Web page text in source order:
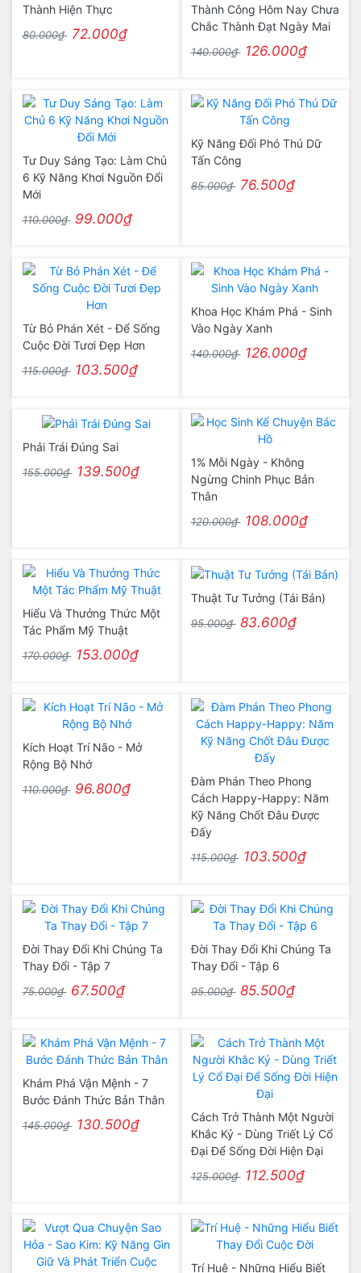
Thành Hiện Thực
80.000₫ 72.000₫
Thành Công Hôm Nay Chưa
Chắc Thành Đạt Ngày Mai
140.000₫ 126.000₫
Tư Duy Sáng Tạo: Làm Chủ
6 Kỹ Năng Khơi Nguồn Đổi
Mới
110.000₫ 99.000₫
Kỹ Năng Đối Phó Thú Dữ
Tấn Công
85.000₫ 76.500₫
Từ Bỏ Phán Xét - Để Sống
Cuộc Đời Tươi Đẹp Hơn
115.000₫ 103.500₫
Khoa Học Khám Phá - Sinh
Vào Ngày Xanh
140.000₫ 126.000₫
Phải Trái Đúng Sai
155.000₫ 139.500₫
1% Mỗi Ngày - Không
Ngừng Chinh Phục Bản
Thân
120.000₫ 108.000₫
Hiểu Và Thưởng Thức Một
Tác Phẩm Mỹ Thuật
170.000₫ 153.000₫
Thuật Tư Tưởng (Tái Bản)
95.000₫ 83.600₫
Kích Hoạt Trí Não - Mở
Rộng Bộ Nhớ
110.000₫ 96.800₫
Đàm Phán Theo Phong
Cách Happy-Happy: Năm
Kỹ Năng Chốt Đâu Được
Đấy
115.000₫ 103.500₫
Đời Thay Đổi Khi Chúng Ta
Thay Đổi - Tập 7
75.000₫ 67.500₫
Đời Thay Đổi Khi Chúng Ta
Thay Đổi - Tập 6
95.000₫ 85.500₫
Khám Phá Vận Mệnh - 7
Bước Đánh Thức Bản Thân
145.000₫ 130.500₫
Cách Trở Thành Một Người
Khắc Kỷ - Dùng Triết Lý Cổ
Đại Để Sống Đời Hiện Đại
125.000₫ 112.500₫
Trí Huệ - Những Hiểu Biết